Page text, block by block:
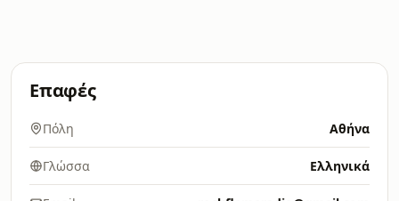
Επαφές
Πόλη Αθήνα
Γλώσσα Ελληνικά